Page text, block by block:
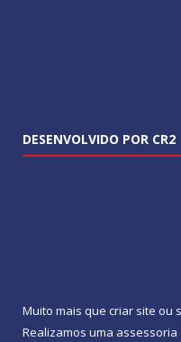
DESENVOLVIDO POR CR2
Muito mais que criar site ou
Realizamos uma assessoria